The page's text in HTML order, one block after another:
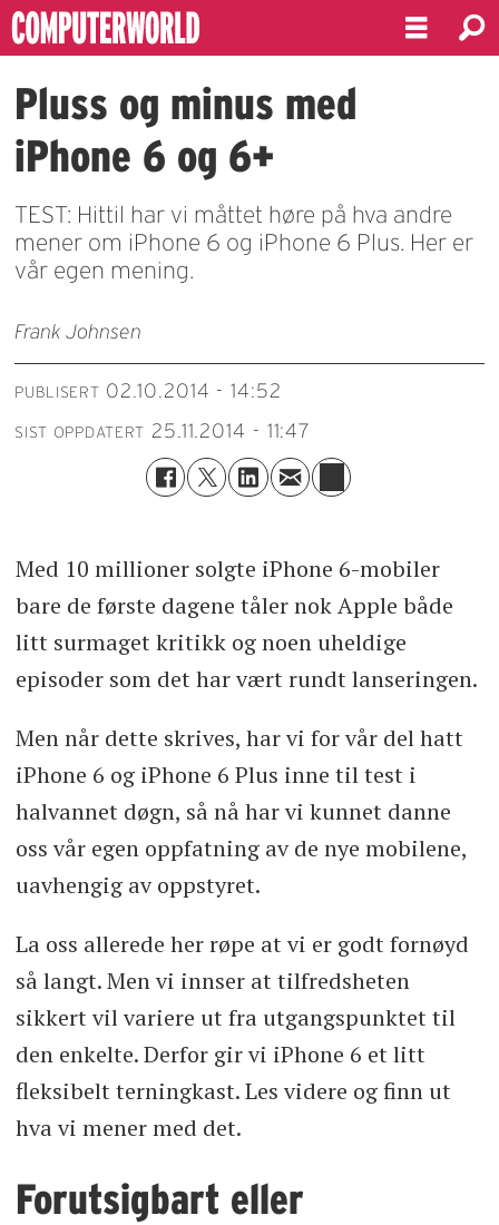
Pluss og minus med
iPhone 6 og 6+
TEST: Hittil har vi måttet høre på hva andre
mener om iPhone 6 og iPhone 6 Plus. Her er
vår egen mening.
Frank Johnsen
PUBLISERT 02.10.2014 - 14:52
SIST OPPDATERT 25.11.2014 - 11:47
Med 10 millioner solgte iPhone 6-mobiler
bare de første dagene tåler nok Apple både
litt surmaget kritikk og noen uheldige
episoder som det har vært rundt lanseringen.
Men når dette skrives, har vi for vår del hatt
iPhone 6 og iPhone 6 Plus inne til test i
halvannet døgn, så nå har vi kunnet danne
oss vår egen oppfatning av de nye mobilene,
uavhengig av oppstyret.
La oss allerede her røpe at vi er godt fornøyd
så langt. Men vi innser at tilfredsheten
sikkert vil variere ut fra utgangspunktet til
den enkelte. Derfor gir vi iPhone 6 et litt
fleksibelt terningkast. Les videre og finn ut
hva vi mener med det.
Forutsigbart eller